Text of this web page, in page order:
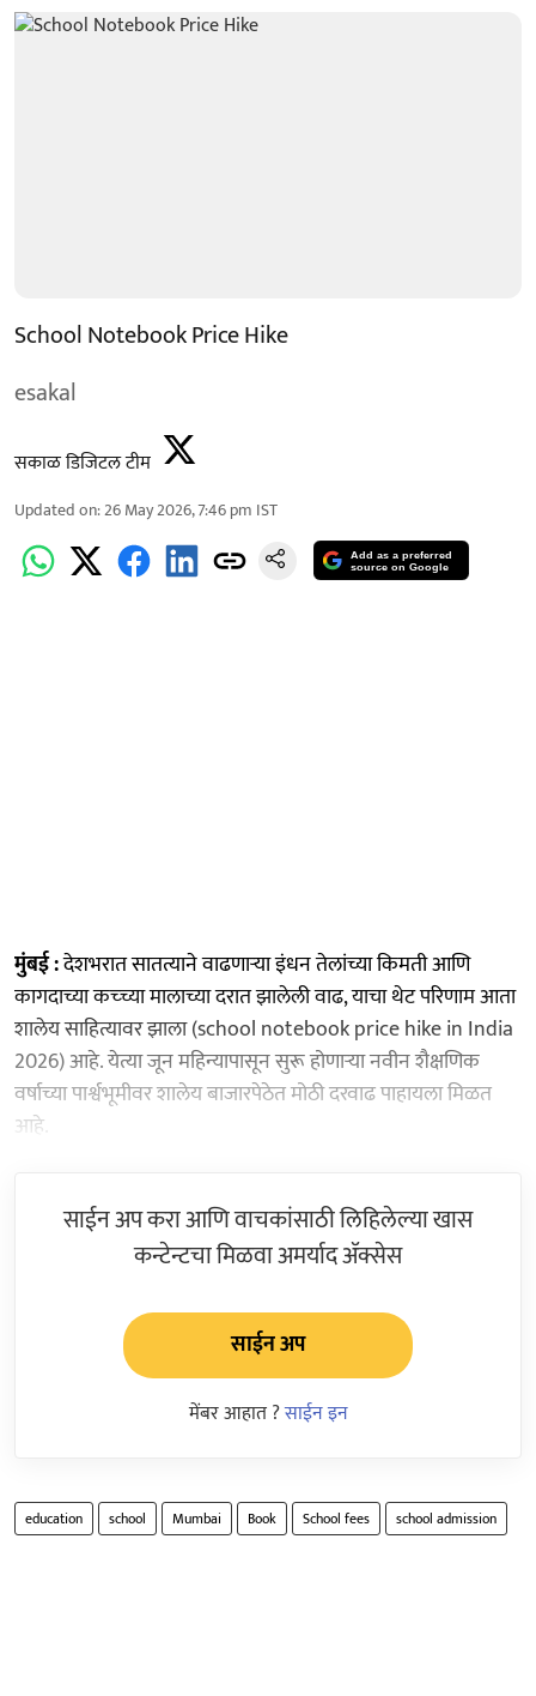
School Notebook Price Hike
esakal
सकाळ डिजिटल टीम
Updated on:26 May 2026, 7:46 pm IST
Add as a preferred
source on Google
मुंबई :देशभरात सातत्याने वाढणाऱ्या इंधन तेलांच्या किमती आणि
कागदाच्या कच्च्या मालाच्या दरात झालेली वाढ, याचा थेट परिणाम आता
शालेय साहित्यावर झाला (school notebook price hike in India
2026) आहे. येत्या जून महिन्यापासून सुरू होणाऱ्या नवीन शैक्षणिक
वर्षाच्या पार्श्वभूमीवर शालेय बाजारपेठेत मोठी दरवाढ पाहायला मिळत
आहे.
साईन अप करा आणि वाचकांसाठी लिहिलेल्या खास
कन्टेन्टचा मिळवा अमर्याद ॲक्सेस
साईन अप
मेंबर आहात ?साईन इन
education school Mumbai Book School fees school admission